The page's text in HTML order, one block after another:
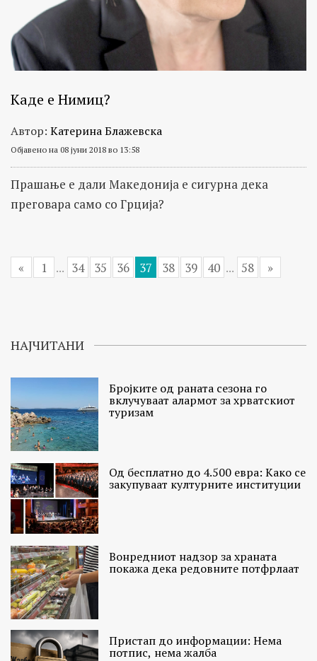
Каде е Нимиц?
Автор: Катерина Блажевска
Објавено на 08 јуни 2018 во 13:58
Прашање е дали Македонија е сигурна дека
преговара само со Грција?
« 1 ... 34 35 36 37 38 39 40 ... 58 »
НАЈЧИТАНИ
Бројките од раната сезона го
вклучуваат алармот за хрватскиот
туризам
Од бесплатно до 4.500 евра: Како се
закупуваат културните институции
Вонредниот надзор за храната
покажа дека редовните потфрлаат
Пристап до информации: Нема
потпис, нема жалба